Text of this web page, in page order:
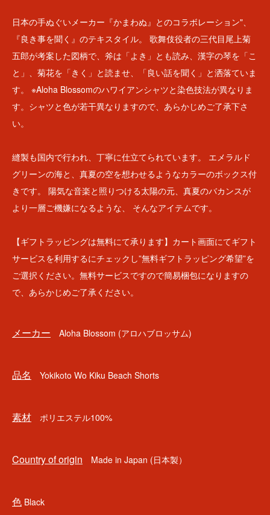
日本の手ぬぐいメーカー『かまわぬ』とのコラボレーション"、
『良き事を聞く』のテキスタイル。 歌舞伎役者の三代目尾上菊
五郎が考案した図柄で、斧は「よき」とも読み、漢字の琴を「こ
と」、菊花を「きく」と読ませ、「良い話を聞く」と洒落ていま
す。 ※Aloha Blossomのハワイアンシャツと染色技法が異なりま
す。シャツと色が若干異なりますので、あらかじめご了承下さ
い。
縫製も国内で行われ、丁寧に仕立てられています。 エメラルド
グリーンの海と、真夏の空を想わせるようなカラーのボックス付
きです。 陽気な音楽と照りつける太陽の元、真夏のバカンスが
より一層ご機嫌になるような、 そんなアイテムです。
【ギフトラッピングは無料にて承ります】カート画面にてギフト
サービスを利用するにチェックし”無料ギフトラッピング希望”を
ご選択ください。無料サービスですので簡易梱包になりますの
で、あらかじめご了承ください。
メーカー Aloha Blossom (アロハブロッサム)
品名 Yokikoto Wo Kiku Beach Shorts
素材 ポリエステル100%
Country of origin Made in Japan (日本製）
色 Black